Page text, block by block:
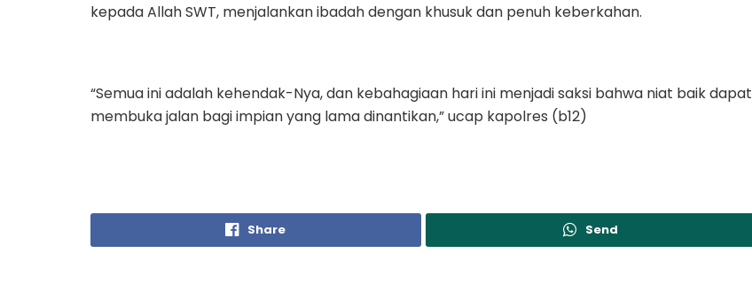
kepada Allah SWT, menjalankan ibadah dengan khusuk dan penuh keberkahan.
“Semua ini adalah kehendak-Nya, dan kebahagiaan hari ini menjadi saksi bahwa niat baik dapat
membuka jalan bagi impian yang lama dinantikan,” ucap kapolres (b12)
Share Send